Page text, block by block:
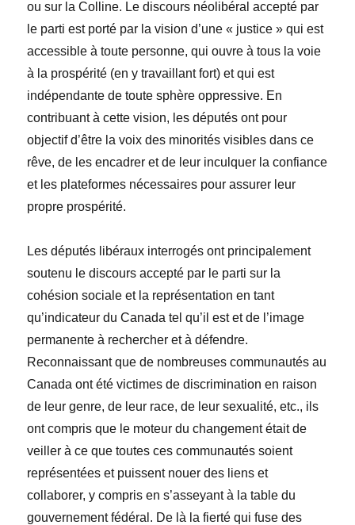
ou sur la Colline. Le discours néolibéral accepté par
le parti est porté par la vision d’une « justice » qui est
accessible à toute personne, qui ouvre à tous la voie
à la prospérité (en y travaillant fort) et qui est
indépendante de toute sphère oppressive. En
contribuant à cette vision, les députés ont pour
objectif d’être la voix des minorités visibles dans ce
rêve, de les encadrer et de leur inculquer la confiance
et les plateformes nécessaires pour assurer leur
propre prospérité.
Les députés libéraux interrogés ont principalement
soutenu le discours accepté par le parti sur la
cohésion sociale et la représentation en tant
qu’indicateur du Canada tel qu’il est et de l’image
permanente à rechercher et à défendre.
Reconnaissant que de nombreuses communautés au
Canada ont été victimes de discrimination en raison
de leur genre, de leur race, de leur sexualité, etc., ils
ont compris que le moteur du changement était de
veiller à ce que toutes ces communautés soient
représentées et puissent nouer des liens et
collaborer, y compris en s’asseyant à la table du
gouvernement fédéral. De là la fierté qui fuse des